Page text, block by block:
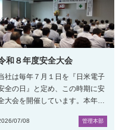
和８年度安全大会
社は毎年７月１日を『日米電子
全の日』と定め、この時期に安
大会を開催しています。本年…
07/08 管理本部